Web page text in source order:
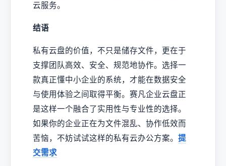
云服务。
结语
私有云盘的价值，不只是储存文件，更在于
支撑团队高效、安全、规范地协作。选择一
款真正懂中小企业的系统，才能在数据安全
与使用体验之间取得平衡。赛凡企业云盘正
是这样一个融合了实用性与专业性的选择。
如果你的企业正在为文件混乱、协作低效而
苦恼，不妨试试这样的私有云办公方案。 提
交需求